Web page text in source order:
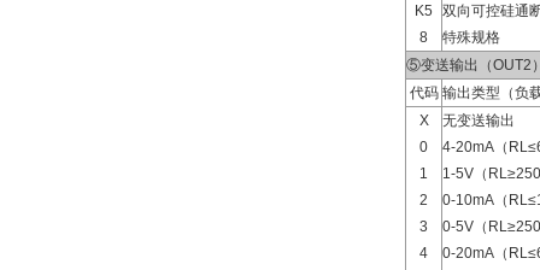
K5
8
双向可控硅通
特殊规格
⑤变送输出（OUT2
代码 输出类型（负
X
0
1
2
3
4
无变送输出
4-20mA（
1-5V（
0-10mA（
0-5V（
0-20mA（